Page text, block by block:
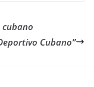
Cubano”